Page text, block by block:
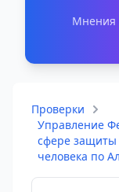
Мнения
Проверки
Управление
сфере защиты
человека по